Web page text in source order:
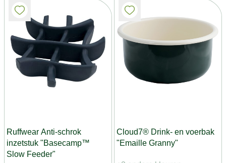
Ruffwear Anti-schrok
inzetstuk "Basecamp™
Slow Feeder"
Cloud7® Drink- en voerbak
"Emaille Granny"